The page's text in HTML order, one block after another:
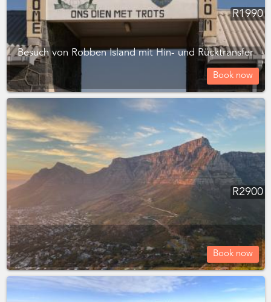
R1990
Besuch von Robben Island mit Hin- und Rücktransfer
Book now
R2900
Book now